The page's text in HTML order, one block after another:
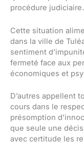
procédure judiciaire.
Cette situation
dans la ville de
sentiment
fermeté face aux
économiques et
D’autres appellent
cours dans le
présomption
que seule une
avec certitude les